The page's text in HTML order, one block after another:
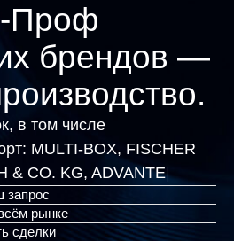
Проф
брендов —
в том числе
MULTI-BOX, FISCHER
& CO|
запрос
рынке
сделки